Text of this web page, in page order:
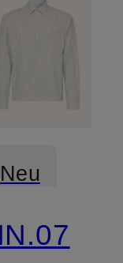
Neu
Zertifiziert